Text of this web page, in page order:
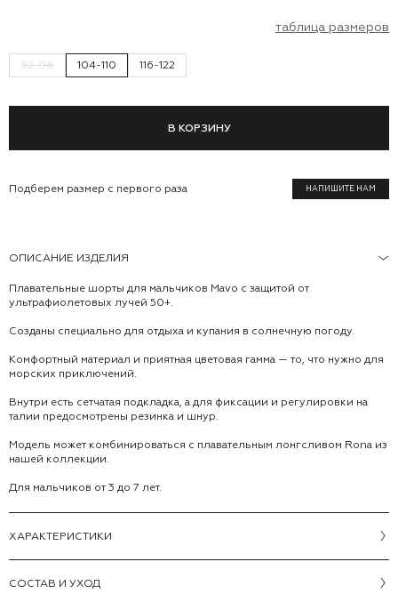
таблица размеров
92-98 104-110 116-122
В КОРЗИНУ
Подберем размер с первого раза НАПИШИТЕ НАМ
ОПИСАНИЕ ИЗДЕЛИЯ
Плавательные шорты для мальчиков Mavo с защитой от
ультрафиолетовых лучей 50+.
Созданы специально для отдыха и купания в солнечную погоду.
Комфортный материал и приятная цветовая гамма — то, что нужно для
морских приключений.
Внутри есть сетчатая подкладка, а для фиксации и регулировки на
талии предосмотрены резинка и шнур.
Модель может комбинироваться с плавательным лонгсливом Rona из
нашей коллекции.
Для мальчиков от 3 до 7 лет.
ХАРАКТЕРИСТИКИ
CОСТАВ И УХОД